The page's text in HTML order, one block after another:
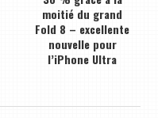
moitié du grand
Fold 8 – excellente
nouvelle pour
l’iPhone Ultra